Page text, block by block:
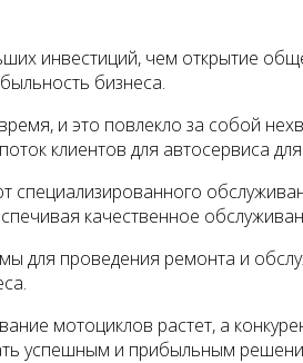
инвестиций, чем открытие
бизнеса.
и это повлекло за собой
клиентов для автосервиса
специализированного
качественное
для проведения ремонта и
мотоциклов растет, а
успешным и прибыльным